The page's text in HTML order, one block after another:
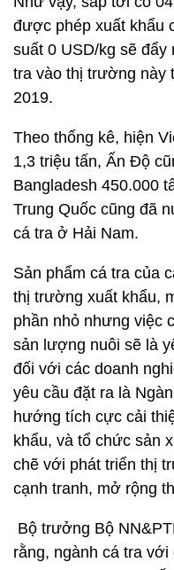
được phép xuất khẩu
suất 0 USD/kg sẽ đẩy
tra vào thị trường này
2019.
Theo thống kê, hiện
1,3 triệu tấn, Ấn Độ
Bangladesh 450.000
Trung Quốc cũng đã
cá tra ở Hải Nam.
Sản phẩm cá tra của
thị trường xuất khẩu,
phần nhỏ nhưng việc
sản lượng nuôi sẽ là
đối với các doanh
yêu cầu đặt ra là
hướng tích cực cải
khẩu, và tổ chức sản
chẽ với phát triển thị
cạnh tranh, mở rộng
Bộ trưởng Bộ
rằng, ngành cá tra